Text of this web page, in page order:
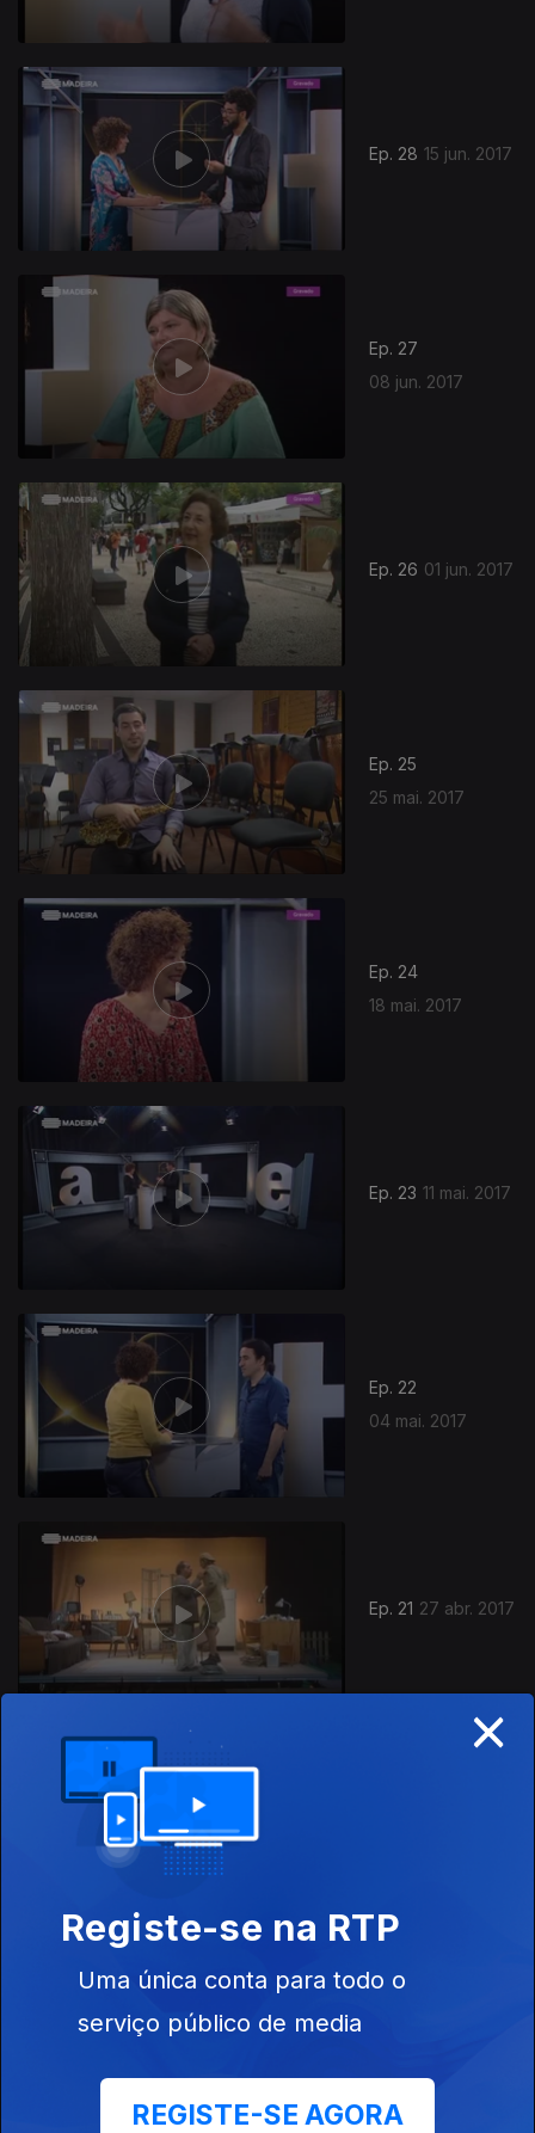
Ep. 28 15 jun. 2017
Ep. 27
08 jun. 2017
Ep. 26 01 jun. 2017
Ep. 25
25 mai. 2017
Ep. 24
18 mai. 2017
Ep. 23 11 mai. 2017
Ep. 22
04 mai. 2017
Ep. 21 27 abr. 2017
×
Registe-se na RTP
Uma única conta para todo o
serviço público de media
REGISTE-SE AGORA